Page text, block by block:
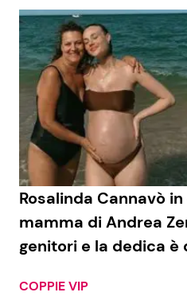
Rosalinda Cannavò
mamma di Andrea
genitori e la dedica è
COPPIE VIP